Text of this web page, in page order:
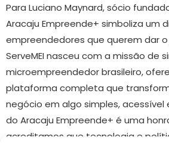
Para Luciano Maynard, sócio fundador
Aracaju Empreende+ simboliza um
empreendedores que querem dar o
ServeMEI nasceu com a missão de
microempreendedor brasileiro,
plataforma completa que
negócio em algo simples, acessível
do Aracaju Empreende+ é uma
acreditamos que tecnologia e